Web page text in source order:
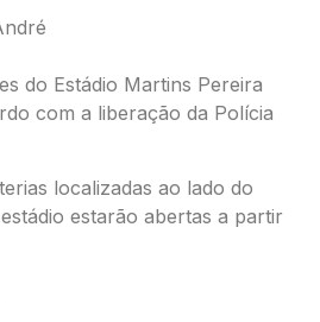
do Estádio Martins Pereira
com a liberação da Polícia
localizadas ao lado do
estarão abertas a partir